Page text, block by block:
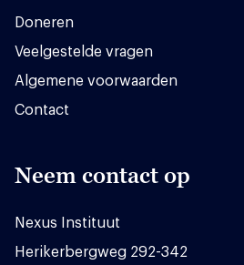
Doneren
Veelgestelde vragen
Algemene voorwaarden
Contact
Neem contact op
Nexus Instituut
Herikerbergweg 292-342